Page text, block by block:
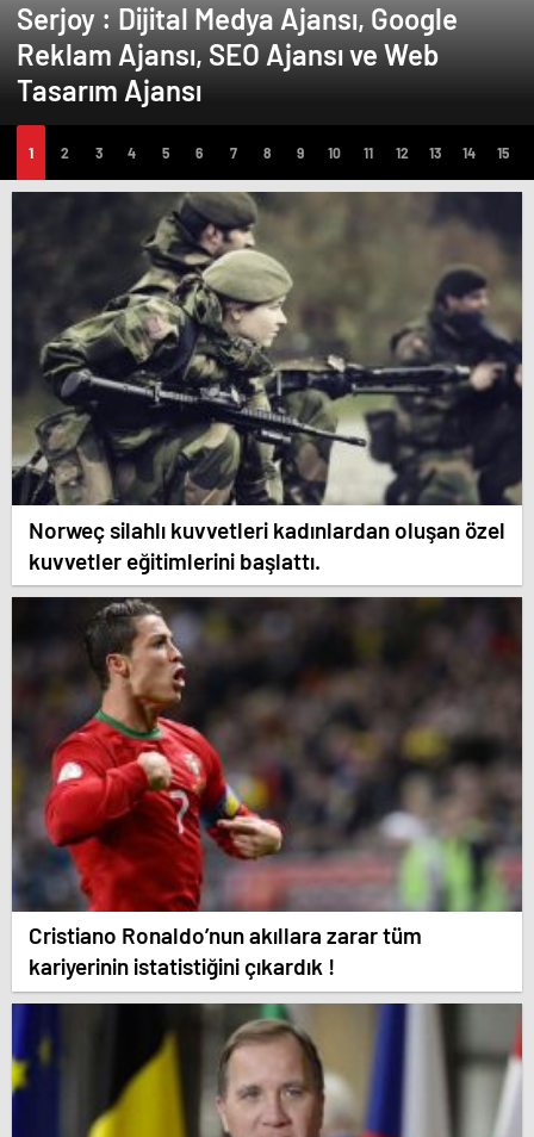
Serjoy : Dijital Medya Ajansı, Google
Reklam Ajansı, SEO Ajansı ve Web
Tasarım Ajansı
Norweç silahlı kuvvetleri kadınlardan oluşan özel
kuvvetler eğitimlerini başlattı.
Cristiano Ronaldo’nun akıllara zarar tüm
kariyerinin istatistiğini çıkardık !